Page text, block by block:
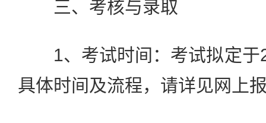
三、考核与录取
1、考试时间：考试拟定于
具体时间及流程，请详见网上